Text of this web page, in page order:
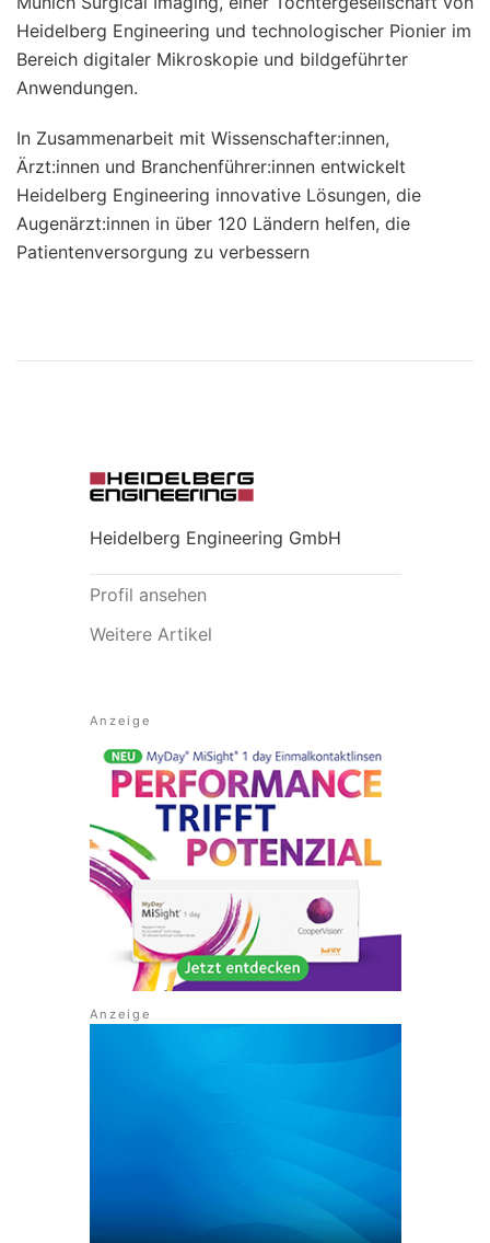
Heidelberg Engineering und technologischer Pionier im
Bereich digitaler Mikroskopie und bildgeführter
Anwendungen.
In Zusammenarbeit mit Wissenschafter:innen,
Ärzt:innen und Branchenführer:innen entwickelt
Heidelberg Engineering innovative Lösungen, die
Augenärzt:innen in über 120 Ländern helfen, die
Patientenversorgung zu verbessern
Heidelberg Engineering GmbH
Profil ansehen
Weitere Artikel